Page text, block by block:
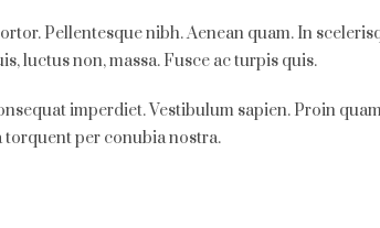
Pellentesque nibh. Aenean quam. In
luctus non, massa. Fusce ac turpis quis.
imperdiet. Vestibulum sapien. Proin
torquent per conubia nostra.